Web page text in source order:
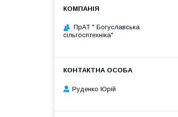
ПрАТ " Богуславська
сільгосптехніка"
Руденко Юрій